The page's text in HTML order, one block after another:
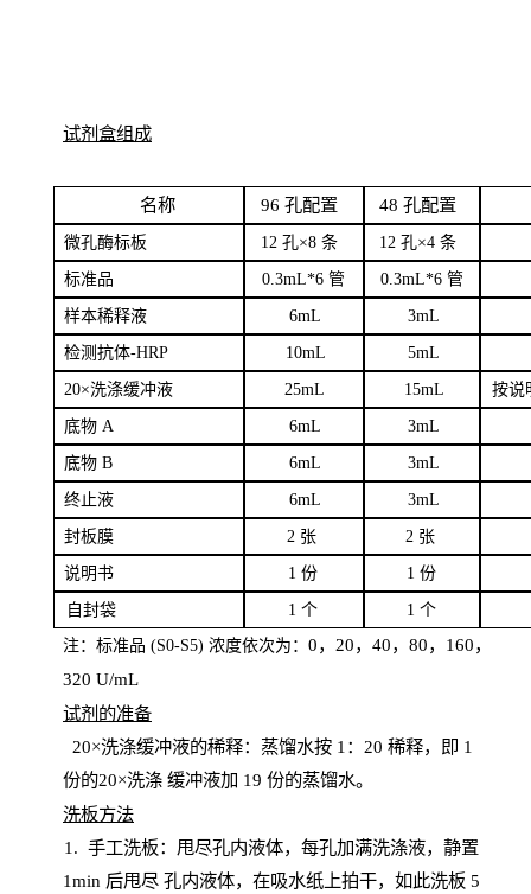
试剂盒组成
名称 96 孔配置 48 孔配置
微孔酶标板 12 孔×8 条 12 孔×4 条
标准品 0.3mL*6 管 0.3mL*6 管
样本稀释液 6mL 3mL
检测抗体-HRP 10mL 5mL
20×洗涤缓冲液 25mL 15mL 按说
底物A 6mL 3mL
底物B 6mL 3mL
终止液 6mL 3mL
封板膜 2 张 2 张
说明书 1 份 1 份
自封袋 1 个 1 个
注：标准品 (S0-S5) 浓度依次为： 0，20，40，80，160，
320 U/mL
试剂的准备
20×洗涤缓冲液的稀释：蒸馏水按 1：20 稀释，即 1
份的20×洗涤 缓冲液加 19 份的蒸馏水。
洗板方法
1. 手工洗板：甩尽孔内液体，每孔加满洗涤液，静置
1min 后甩尽 孔内液体，在吸水纸上拍干，如此洗板 5